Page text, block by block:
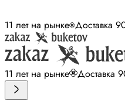
11 лет на рынке Доставка
11 лет на рынке Доставка